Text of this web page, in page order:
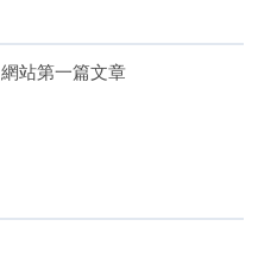
網站第一篇文章